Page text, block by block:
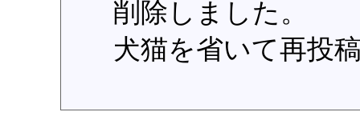
削除しました。
犬猫を省いて再投